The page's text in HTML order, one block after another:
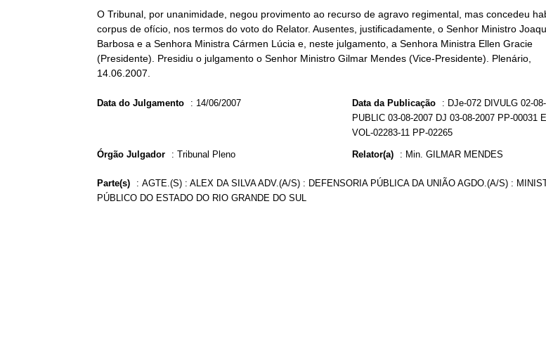
O Tribunal, por unanimidade, negou provimento ao recurso de agravo regimental, mas concedeu
corpus de ofício, nos termos do voto do Relator. Ausentes, justificadamente, o Senhor Ministro
Barbosa e a Senhora Ministra Cármen Lúcia e, neste julgamento, a Senhora Ministra Ellen Gracie
(Presidente). Presidiu o julgamento o Senhor Ministro Gilmar Mendes (Vice-Presidente). Plenário,
14.06.2007.
Data do Julgamento : 14/06/2007 Data da Publicação : DJe-072 DIVULG 02-
PUBLIC 03-08-2007 DJ 03-08-2007 PP-00031
VOL-02283-11 PP-02265
Órgão Julgador : Tribunal Pleno Relator(a) : Min. GILMAR MENDES
Parte(s) : AGTE.(S) : ALEX DA SILVA ADV.(A/S) : DEFENSORIA PÚBLICA DA UNIÃO AGDO.(A/S) :
PÚBLICO DO ESTADO DO RIO GRANDE DO SUL